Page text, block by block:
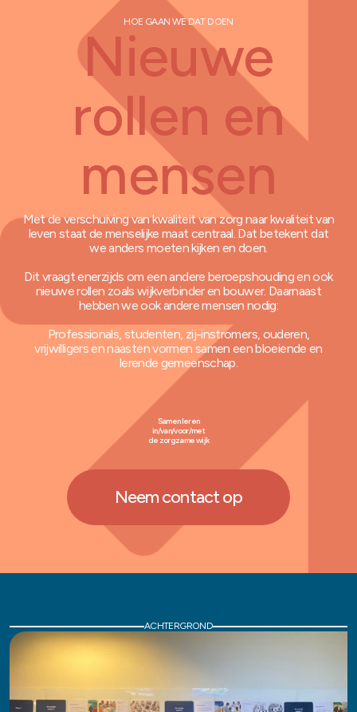
HOE GAAN WE DAT DOEN
Samen leren
in/van/voor/met
de zorgzame wijk
Neem contact op
Nieuwe
rollen en
mensen
Met de verschuiving van kwaliteit van zorg naar kwaliteit van
leven staat de menselijke maat centraal. Dat betekent dat
we anders moeten kijken en doen.
Dit vraagt enerzijds om een andere beroepshouding en ook
nieuwe rollen zoals wijkverbinder en bouwer. Daarnaast
hebben we ook andere mensen nodig:
Professionals, studenten, zij-instromers, ouderen,
vrijwilligers en naasten vormen samen een bloeiende en
lerende gemeenschap.
ACHTERGROND